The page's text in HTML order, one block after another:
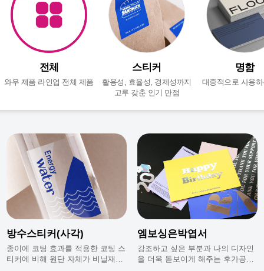
전체
와우 제품 라인업 전체 제품
스티커
활용성, 효율성, 경제성까지
고루 갖춘 인기 만점
명함
대중적으로 사용
방수스티커(사각)
종이에 코팅 효과를 적용한 코팅 스
티커에 비해 원단 자체가 비닐재질
엠보싱은박엽서
강조하고 싶은 부분과 나의 디자인
을 더욱 돋보이게 해주는 후가공으